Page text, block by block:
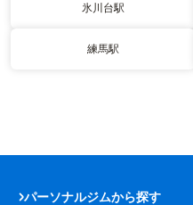
氷川台駅
練馬駅
パーソナルジムから探す